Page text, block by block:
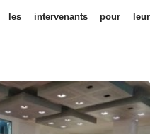
les intervenants pour leur